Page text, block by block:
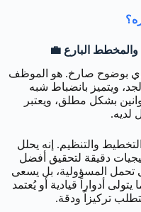
والمخطط البارع 💼
بوضوح صارخ. هو الموظف
ويتميز بانضباط شبه
بشكل مطلق، ويعتبر
لديه.
والتنظيم. إنه يحلل
دقيقة لتحقيق أفضل
تحمل المسؤولية، بل يسعى
يتولى أدواراً قيادية أو يُعتمد
تركيزاً ودقة.